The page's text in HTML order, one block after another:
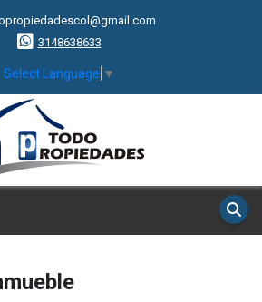
3148638633
Select Language ▼